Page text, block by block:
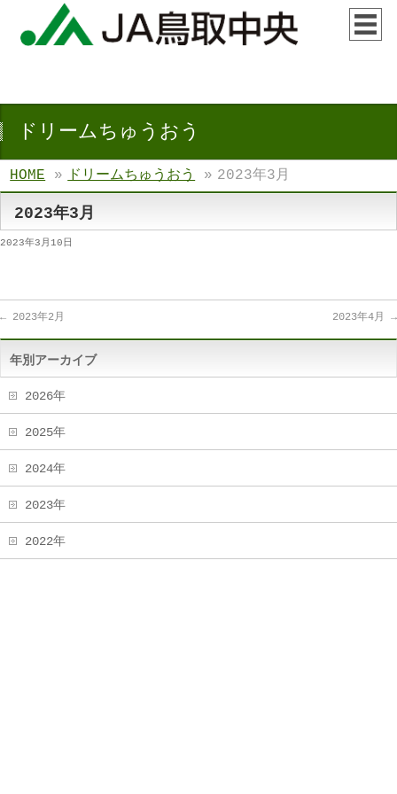
ドリームちゅうおう
HOME » ドリームちゅうおう » 2023年3月
2023年3月
2023年3月10日
← 2023年2月 2023年4月 →
年別アーカイブ
2026年
2025年
2024年
2023年
2022年